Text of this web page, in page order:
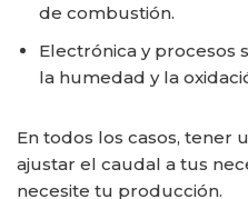
de combustión.
Electrónica y procesos
la humedad y la
En todos los casos, tener
ajustar el caudal a tus
necesite tu producción.